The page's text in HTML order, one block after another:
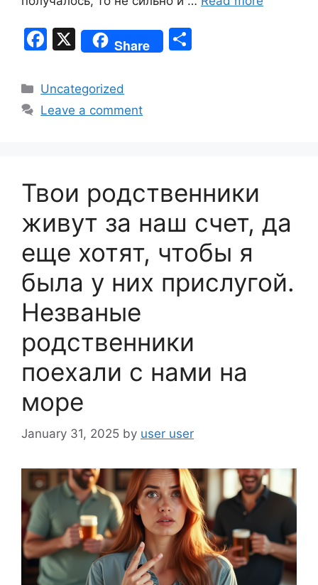
F
c
e
k
X Share
Categories
Uncategorized
Leave a comment
Твои родственники
живут за наш счет, да
еще хотят, чтобы я
была у них прислугой.
Незваные
родственники
поехали с нами на
море
January 31, 2025 by user user